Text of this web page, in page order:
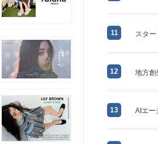
11 スタ
12 地方創
13 AIエー